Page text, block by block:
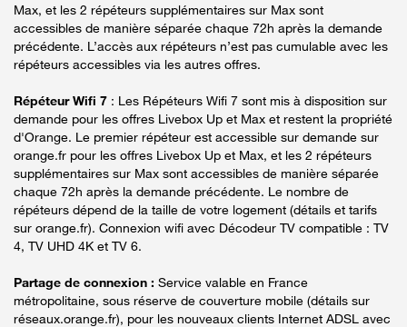
Max, et les 2 répéteurs supplémentaires sur Max sont
accessibles de manière séparée chaque 72h après la demande
précédente. L’accès aux répéteurs n’est pas cumulable avec les
répéteurs accessibles via les autres offres.
Répéteur Wifi 7 : Les Répéteurs Wifi 7 sont mis à disposition sur
demande pour les offres Livebox Up et Max et restent la propriété
d'Orange. Le premier répéteur est accessible sur demande sur
orange.fr pour les offres Livebox Up et Max, et les 2 répéteurs
supplémentaires sur Max sont accessibles de manière séparée
chaque 72h après la demande précédente. Le nombre de
répéteurs dépend de la taille de votre logement (détails et tarifs
sur orange.fr). Connexion wifi avec Décodeur TV compatible : TV
4, TV UHD 4K et TV 6.
Partage de connexion : Service valable en France
métropolitaine, sous réserve de couverture mobile (détails sur
réseaux.orange.fr), pour les nouveaux clients Internet ADSL avec